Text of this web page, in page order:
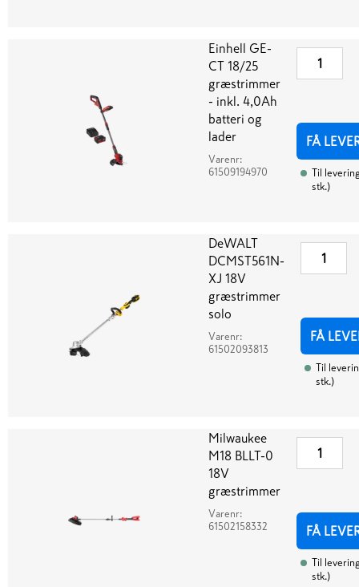
Einhell GE-
CT 18/25
græstrimmer
- inkl. 4,0Ah
batteri og
lader
Varenr:
61509194970
FÅ
Til
stk.)
DeWALT
DCMST561N-
XJ 18V
græstrimmer
solo
Varenr:
61502093813
FÅ
Til
stk.)
Milwaukee
M18 BLLT-0
18V
græstrimmer
Varenr:
61502158332
FÅ
Til
stk.)